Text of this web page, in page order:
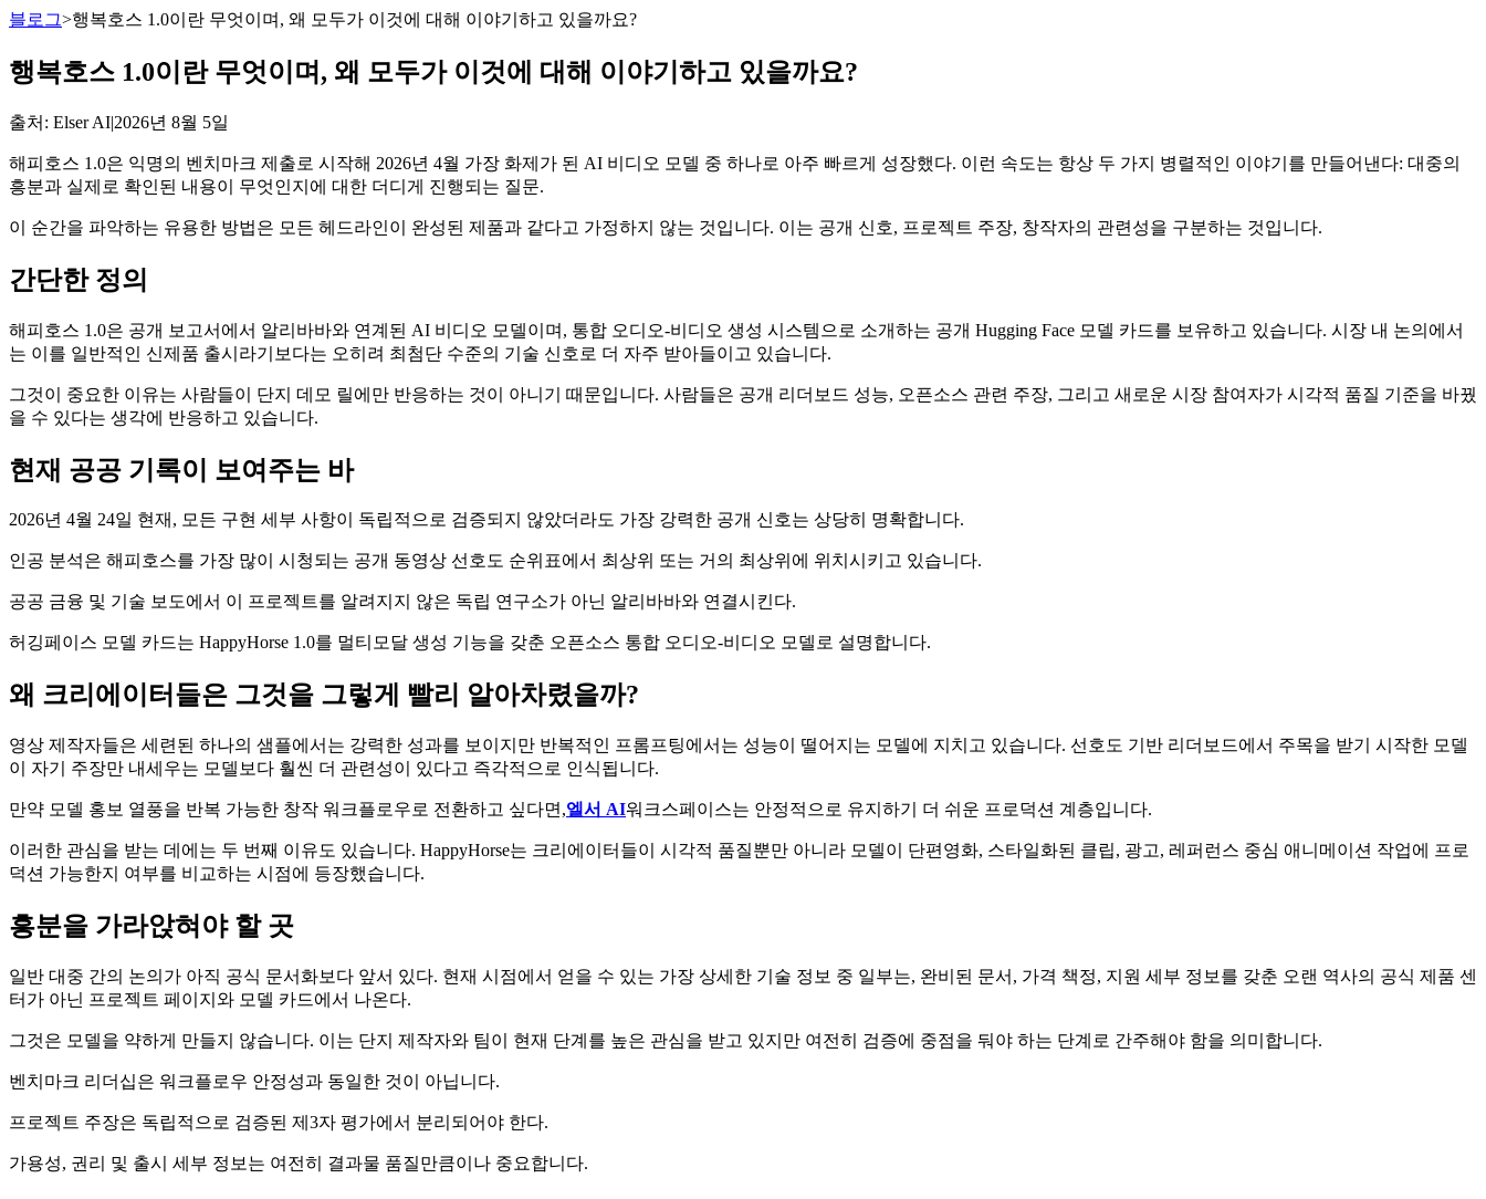
블로그>행복호스 1.0이란 무엇이며, 왜 모두가 이것에 대해 이야기하고 있을까요?
행복호스 1.0이란 무엇이며, 왜 모두가 이것에 대해 이야기하고 있을까요?
출처 : Elser AI|2026년 8월 5일
해피호스 1.0은 익명의 벤치마크 제출로 시작해 2026년 4월 가장 화제가 된 AI 비디오 모델 중 하나로 아주 빠르게 성장했다. 이런 속도는 항상 두 가지 병렬적인 이야기를 만들어낸다: 대중의
흥분과 실제로 확인된 내용이 무엇인지에 대한 더디게 진행되는 질문.
이 순간을 파악하는 유용한 방법은 모든 헤드라인이 완성된 제품과 같다고 가정하지 않는 것입니다. 이는 공개 신호, 프로젝트 주장, 창작자의 관련성을 구분하는 것입니다.
간단한 정의
해피호스 1.0은 공개 보고서에서 알리바바와 연계된 AI 비디오 모델이며, 통합 오디오-비디오 생성 시스템으로 소개하는 공개 Hugging Face 모델 카드를 보유하고 있습니다. 시장 내 논의에서
는 이를 일반적인 신제품 출시라기보다는 오히려 최첨단 수준의 기술 신호로 더 자주 받아들이고 있습니다.
그것이 중요한 이유는 사람들이 단지 데모 릴에만 반응하는 것이 아니기 때문입니다. 사람들은 공개 리더보드 성능, 오픈소스 관련 주장, 그리고 새로운 시장 참여자가 시각적 품질 기준을 바꿨
을 수 있다는 생각에 반응하고 있습니다.
현재 공공 기록이 보여주는 바
2026년 4월 24일 현재, 모든 구현 세부 사항이 독립적으로 검증되지 않았더라도 가장 강력한 공개 신호는 상당히 명확합니다.
인공 분석은 해피호스를 가장 많이 시청되는 공개 동영상 선호도 순위표에서 최상위 또는 거의 최상위에 위치시키고 있습니다.
공공 금융 및 기술 보도에서 이 프로젝트를 알려지지 않은 독립 연구소가 아닌 알리바바와 연결시킨다.
허깅페이스 모델 카드는 HappyHorse 1.0를 멀티모달 생성 기능을 갖춘 오픈소스 통합 오디오-비디오 모델로 설명합니다.
왜 크리에이터들은 그것을 그렇게 빨리 알아차렸을까?
영상 제작자들은 세련된 하나의 샘플에서는 강력한 성과를 보이지만 반복적인 프롬프팅에서는 성능이 떨어지는 모델에 지치고 있습니다. 선호도 기반 리더보드에서 주목을 받기 시작한 모델
이 자기 주장만 내세우는 모델보다 훨씬 더 관련성이 있다고 즉각적으로 인식됩니다.
만약 모델 홍보 열풍을 반복 가능한 창작 워크플로우로 전환하고 싶다면,엘서 AI워크스페이스는 안정적으로 유지하기 더 쉬운 프로덕션 계층입니다.
이러한 관심을 받는 데에는 두 번째 이유도 있습니다. HappyHorse는 크리에이터들이 시각적 품질뿐만 아니라 모델이 단편영화, 스타일화된 클립, 광고, 레퍼런스 중심 애니메이션 작업에 프로
덕션 가능한지 여부를 비교하는 시점에 등장했습니다.
흥분을 가라앉혀야 할 곳
일반 대중 간의 논의가 아직 공식 문서화보다 앞서 있다. 현재 시점에서 얻을 수 있는 가장 상세한 기술 정보 중 일부는, 완비된 문서, 가격 책정, 지원 세부 정보를 갖춘 오랜 역사의 공식 제품 센
터가 아닌 프로젝트 페이지와 모델 카드에서 나온다.
그것은 모델을 약하게 만들지 않습니다. 이는 단지 제작자와 팀이 현재 단계를 높은 관심을 받고 있지만 여전히 검증에 중점을 둬야 하는 단계로 간주해야 함을 의미합니다.
벤치마크 리더십은 워크플로우 안정성과 동일한 것이 아닙니다.
프로젝트 주장은 독립적으로 검증된 제3자 평가에서 분리되어야 한다.
가용성, 권리 및 출시 세부 정보는 여전히 결과물 품질만큼이나 중요합니다.